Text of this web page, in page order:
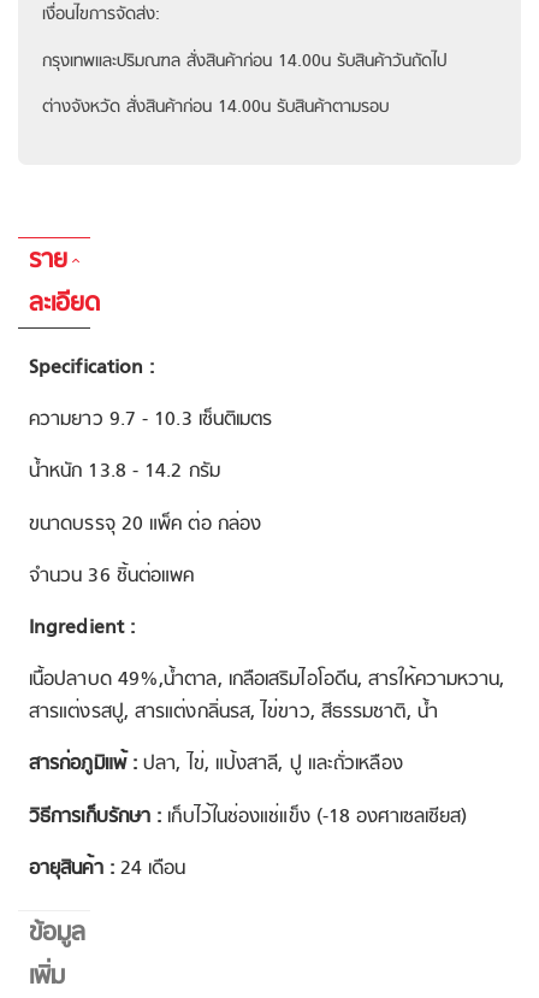
เงื่อนไขการจัดส่ง:
กรุงเทพและปริมณฑล สั่งสินค้าก่อน 14.00น รับสินค้าวันถัดไป
ต่างจังหวัด สั่งสินค้าก่อน 14.00น รับสินค้าตามรอบ
ราย
ละเอียด
Specification :
ความยาว 9.7 - 10.3 เซ็นติเมตร
น้ำหนัก 13.8 - 14.2 กรัม
ขนาดบรรจุ 20 แพ็ค ต่อ กล่อง
จำนวน 36 ชิ้นต่อแพค
Ingredient :
เนื้อปลาบด 49%,น้ำตาล, เกลือเสริมไอโอดีน, สารให้ความหวาน,
สารแต่งรสปู, สารแต่งกลิ่นรส, ไข่ขาว, สีธรรมชาติ, น้ำ
สารก่อภูมิแพ้ :ปลา, ไข่, แป้งสาลี, ปู และถั่วเหลือง
วิธีการเก็บรักษา : เก็บไว้ในช่องแช่แข็ง (-18 องศาเซลเซียส)
อายุสินค้า :24 เดือน
ข้อมูล
เพิ่ม